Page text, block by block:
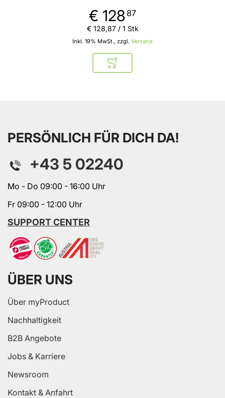
€ 128 87
Inkl. 19% MwSt., zzgl. Versand
€ 128,87/ 1 Stk
In den Warenkorb
PERSÖNLICH FÜR DICH DA!
+43 5 02240
Mo - Do 09:00 - 16:00 Uhr
Fr 09:00 - 12:00 Uhr
SUPPORT CENTER
ÜBER UNS
Über myProduct
Nachhaltigkeit
B2B Angebote
Jobs & Karriere
Newsroom
Kontakt & Anfahrt